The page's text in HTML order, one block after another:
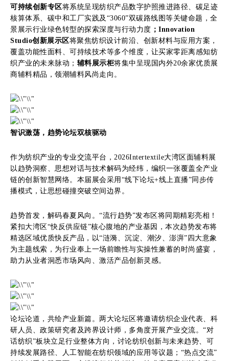
可持续创新专区将系统呈现纺织产品数字护照推进路径、碳足迹
核算体系、碳中和工厂实践及“3060”双碳路线图等关键命题，全
景展示行业绿色转型的探索深度与行动力度 ；Innovation
Studio创新展示区将聚焦纺织设计前沿、创新材料与应用方案，
覆盖功能性面料、可持续技术等多个维度，让买家零距离感知纺
织产业的未来脉动； 辅料展示柜将集中呈现国内外20余家优质展
商辅料精品，领潮辅料风尚走向。
智识激荡，趋势论坛双核驱动
作为纺织产业的专业交流平台，2026Intertextile大湾区面辅料展
以趋势洞察、思想对话与技术解码为经纬，编织一张覆盖全产业
链的创新智慧网络。本届展会采用“线下论坛+线上直播”同步传
播模式，让思想碰撞突破空间边界。
趋势首发，解码春夏风向。“流行趋势”发布区将同期精彩亮相！
紧扣大湾区“快反供应链”核心腹地的产业基因，本次趋势发布将
精选区域优质快反产品，以“涟漪、沉淀、潮汐、澎湃”四大意象
为主题线索，为行业奉上一场前瞻性与实操性兼蓄的时尚盛宴，
助力从业者洞悉市场风向、激活产品创新灵感。
论坛论道，共绘产业新篇。两大论坛区将邀请纺织企业代表、科
研人员、政策研究者及跨界设计师，多角度开展产业交流。“对
话纺织”板块立足行业整体方向，讨论纺织创新与未来趋势、可
持续发展路径、人工智能在纺织领域的应用等议题；“热点交流”